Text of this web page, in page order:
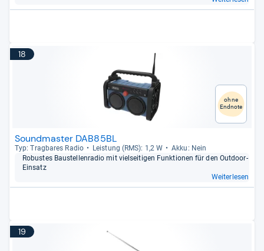
18
ohne
Endnote
Soundmaster DAB85BL
Typ: Trag­ba­res Radio Leis­tung (RMS): 1,2 W
Akku: Nein
Robus­tes Bau­stel­len­ra­dio mit viel­sei­ti­gen Funk­tio­nen für den Out­door-​
Ein­satz
Weiterlesen
19